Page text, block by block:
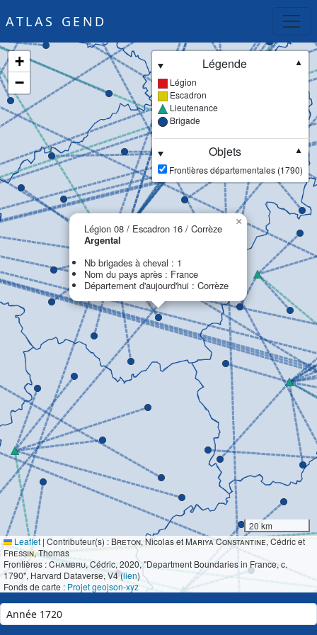
ATLAS GEND
Légion 08 / Escadron 16 / Corrèze
Argental
Nb brigades à cheval : 1
Nom du pays après : France
Département d'aujourd'hui : Corrèze
×
+
−
Légende
▼
Légion
Escadron
Lieutenance
Brigade
Objets
▼
Frontières départementales (1790)
20 km
Leaflet | Contributeur(s) : Breton, Nicolas etMariya Constantine, Cédric et
Fressin, Thomas
Frontières :Chambru, Cédric, 2020, "Department Boundaries in France, c.
1790", Harvard Dataverse, V4 (lien)
Fonds de carte : Projet geojson-xyz